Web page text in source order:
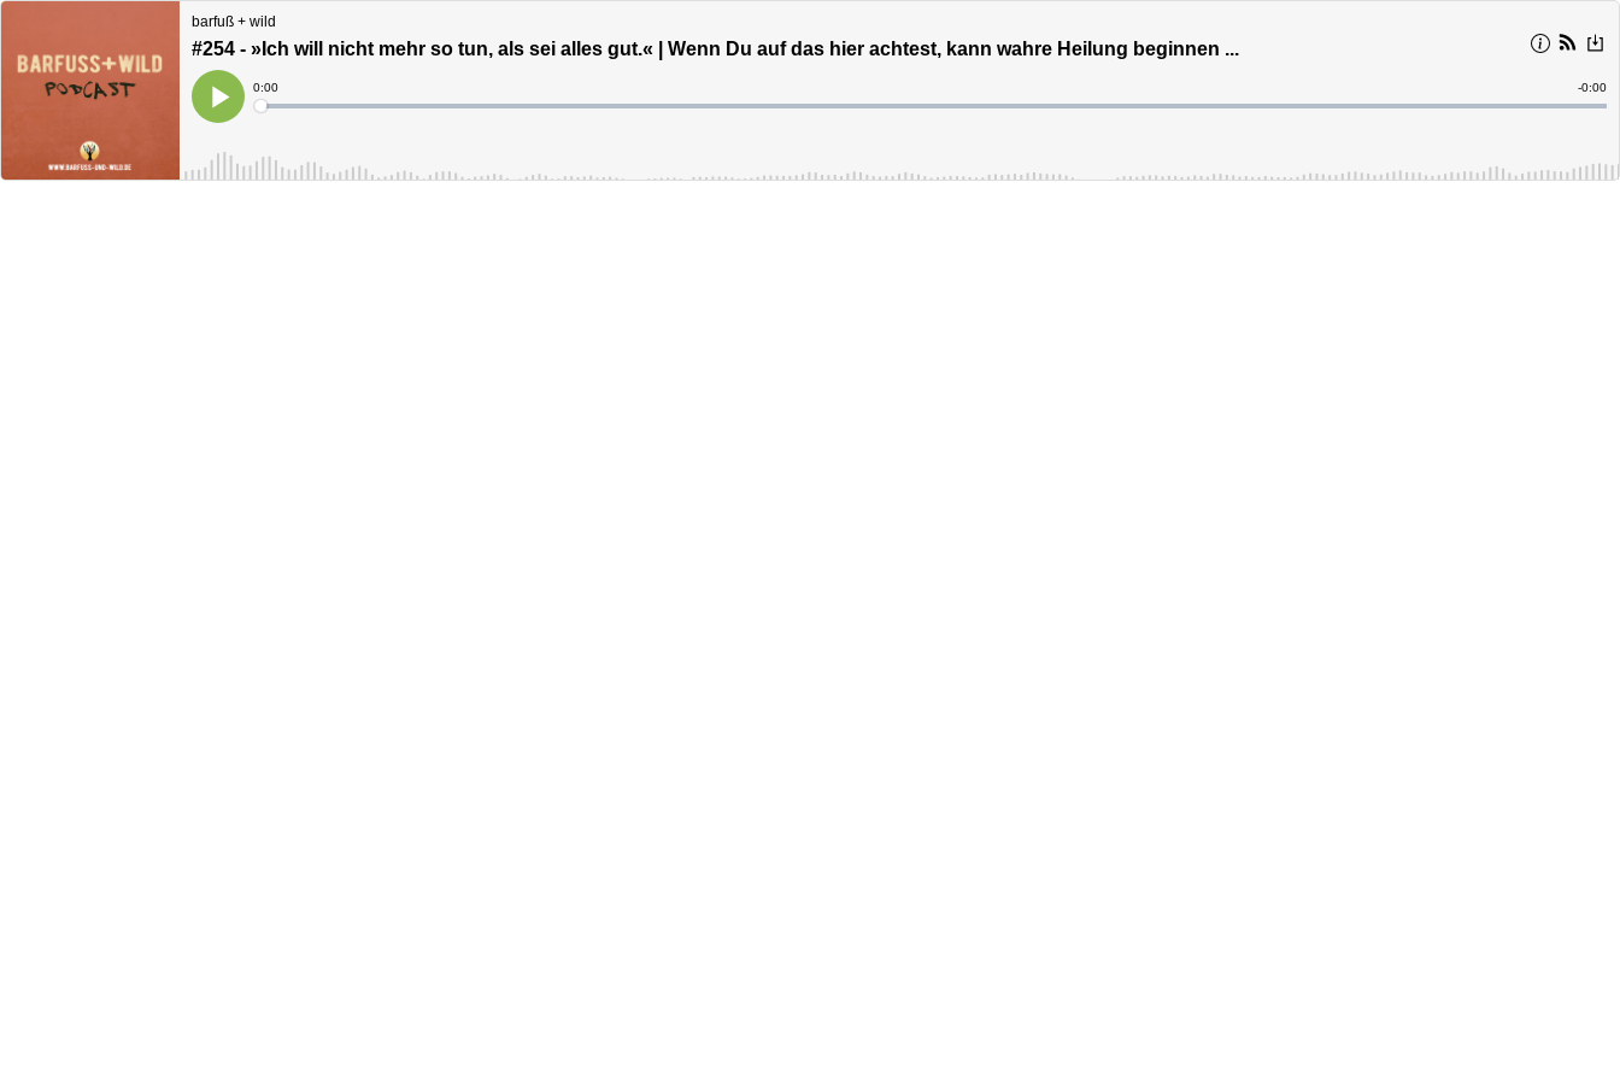
barfuß + wild
#254 - »Ich will nicht mehr so tun, als sei alles gut.« | Wenn Du auf das hier achtest, kann wahre Heilung beginnen ...
Play
Current
Time
0:00
Loaded:
Time
-0:00